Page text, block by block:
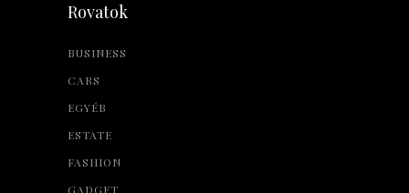
Rovatok
BUSINESS
CARS
EGYÉB
ESTATE
FASHION
GADGET